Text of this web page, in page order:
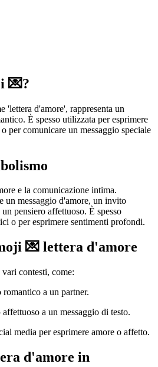
💌?
'lettera d'amore', rappresenta un
È spesso utilizzata per esprimere
per comunicare un messaggio speciale
e la comunicazione intima.
un messaggio d'amore, un invito
pensiero affettuoso. È spesso
o per esprimere sentimenti profondi.
💌 lettera d'amore
contesti, come:
a un partner.
a un messaggio di testo.
media per esprimere amore o affetto.
d'amore in